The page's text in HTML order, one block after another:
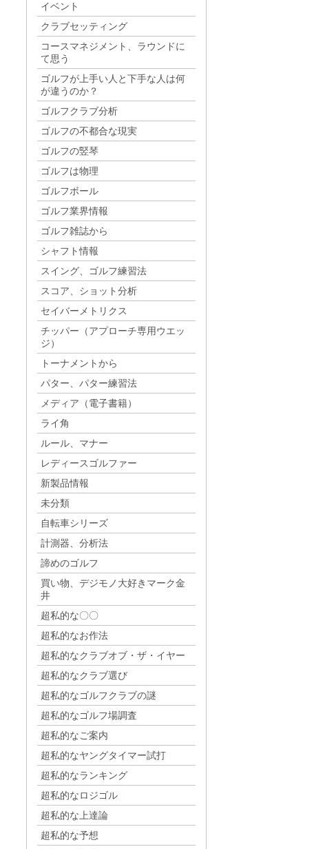
イベント
クラブセッティング
コースマネジメント、ラウンドに
て思う
ゴルフが上手い人と下手な人は何
が違うのか？
ゴルフクラブ分析
ゴルフの不都合な現実
ゴルフの竪琴
ゴルフは物理
ゴルフボール
ゴルフ業界情報
ゴルフ雑誌から
シャフト情報
スイング、ゴルフ練習法
スコア、ショット分析
セイバーメトリクス
チッパー（アプローチ専用ウエッ
ジ）
トーナメントから
パター、パター練習法
メディア（電子書籍）
ライ角
ルール、マナー
レディースゴルファー
新製品情報
未分類
自転車シリーズ
計測器、分析法
諦めのゴルフ
買い物、デジモノ大好きマーク金
井
超私的な〇〇
超私的なお作法
超私的なクラブオブ・ザ・イヤー
超私的なクラブ選び
超私的なゴルフクラブの謎
超私的なゴルフ場調査
超私的なご案内
超私的なヤングタイマー試打
超私的なランキング
超私的なロジゴル
超私的な上達論
超私的な予想